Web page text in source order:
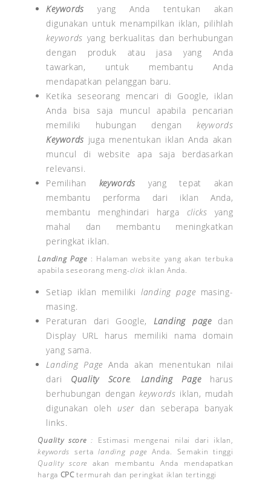
Keywords yang Anda tentukan akan
digunakan untuk menampilkan iklan, pilihlah
keywords yang berkualitas dan berhubungan
dengan produk atau jasa yang Anda
tawarkan, untuk membantu Anda
mendapatkan pelanggan baru.
Ketika seseorang mencari di Google, iklan
Anda bisa saja muncul apabila pencarian
memiliki hubungan dengan keywords
Keywords juga menentukan iklan Anda akan
muncul di website apa saja berdasarkan
relevansi.
Pemilihan keywords yang tepat akan
membantu performa dari iklan Anda,
membantu menghindari harga clicks yang
mahal dan membantu meningkatkan
peringkat iklan.
Landing Page: Halaman website yang akan terbuka
apabila seseorang meng-click iklan Anda.
Setiap iklan memilikilanding page masing-
masing.
Peraturan dari Google,
Landing page dan
Display URL harus memiliki nama domain
yang sama.
Landing Page Anda akan menentukan nilai
dari Quality Score. Landing Pageharus
berhubungan dengankeywords iklan, mudah
digunakan olehuser dan seberapa banyak
links.
Quality score: Estimasi mengenai nilai dari iklan,
keywords sertalanding page Anda. Semakin tinggi
Quality scoreakan membantu Anda mendapatkan
harga CPCtermurah dan peringkat iklan tertinggi